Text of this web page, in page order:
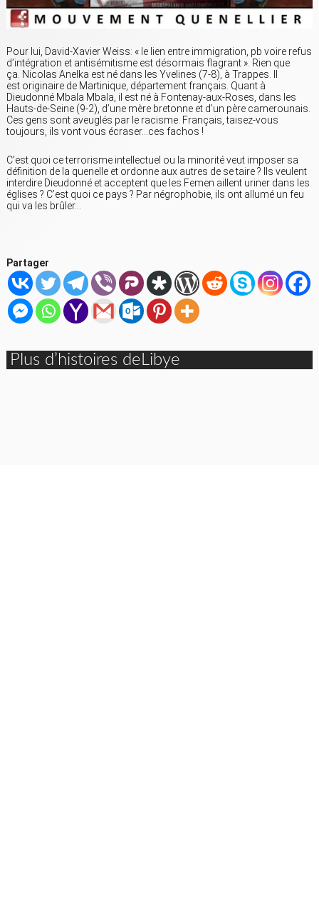
Pour lui, David-Xavier Weiss: « le lien entre immigration, pb voire refus
d’intégration et antisémitisme est désormais flagrant ». Rien que
ça. Nicolas Anelka est né dans les Yvelines (7-8), à Trappes. Il
est originaire de Martinique, département français. Quant à
Dieudonné Mbala Mbala, il est né à Fontenay-aux-Roses, dans les
Hauts-de-Seine (9-2), d’une mère bretonne et d’un père camerounais.
Ces gens sont aveuglés par le racisme. Français, taisez-vous
toujours, ils vont vous écraser…ces fachos !
C’est quoi ce terrorisme intellectuel ou la minorité veut imposer sa
définition de la quenelle et ordonne aux autres de se taire ? Ils veulent
interdire Dieudonné et acceptent que les Femen aillent uriner dans les
églises ? C’est quoi ce pays ? Par négrophobie, ils ont allumé un feu
qui va les brûler…
Partager
Plus d’histoires deLibye